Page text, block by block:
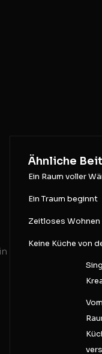
Ähnliche
Ein Raum voller
Ein Traum beginnt
Zeitloses Wohnen
Keine Küche von